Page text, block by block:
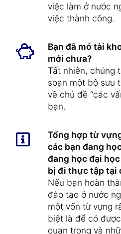
việc làm ở nước
việc thành công.
Bạn đã mở tài
mới chưa?
Tất nhiên, chúng
soạn một bộ sưu
về chủ đề “các
bạn.
Tổng hợp từ
các bạn đang
đang học đại
bị đi thực tập tại
Nếu bạn hoàn
đào tạo ở nước
một vốn từ vựng
biệt là để có
quan trọng và